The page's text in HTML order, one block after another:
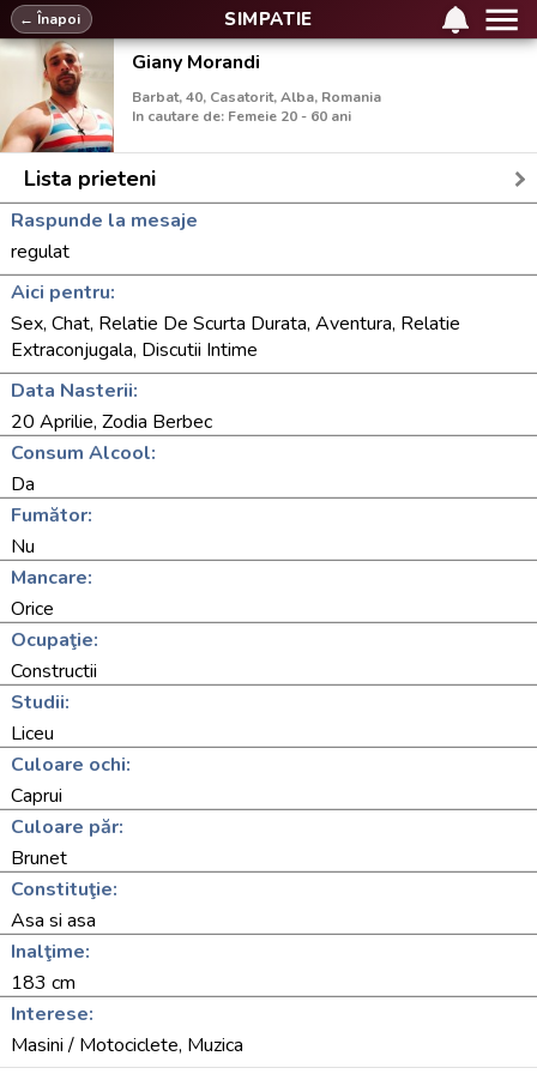
SIMPATIE
← Înapoi
Giany Morandi
Barbat, 40, Casatorit, Alba, Romania
In cautare de: Femeie 20 - 60 ani
Lista prieteni
Raspunde la mesaje
regulat
Aici pentru:
Sex, Chat, Relatie De Scurta Durata, Aventura, Relatie
Extraconjugala, Discutii Intime
Data Nasterii:
20 Aprilie, Zodia Berbec
Consum Alcool:
Da
Fumător:
Nu
Mancare:
Orice
Ocupaţie:
Constructii
Studii:
Liceu
Culoare ochi:
Caprui
Culoare păr:
Brunet
Constituţie:
Asa si asa
Inalţime:
183 cm
Interese:
Masini / Motociclete, Muzica